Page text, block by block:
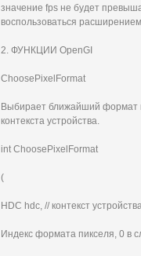
значение fps не будет
воспользоваться
2. ФУНКЦИИ OpenGI
ChoosePixelFormat
Выбирает ближайший формат
контекста устройства.
int ChoosePixelFormat
(
HDC hdc, // контекст
Индекс формата пикселя, 0 в